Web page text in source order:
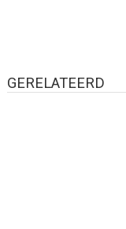
GERELATEERD